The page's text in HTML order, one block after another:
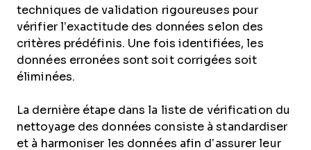
techniques de validation rigoureuses pour
vérifier l’exactitude des données selon des
critères prédéfinis. Une fois identifiées, les
données erronées sont soit corrigées soit
éliminées.
La dernière étape dans la liste de vérification du
nettoyage des données consiste à standardiser
et à harmoniser les données afin d’assurer leur